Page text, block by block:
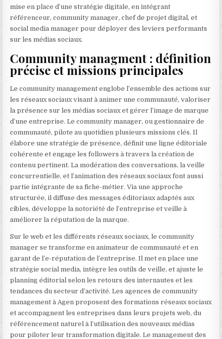
mise en place d’une stratégie digitale, en intégrant
référenceur, community manager, chef de projet digital, et
social media manager pour déployer des leviers performants
sur les médias sociaux.
Community managment : définition
précise et missions principales
Le community management englobe l’ensemble des actions sur
les réseaux sociaux visant à animer une communauté, valoriser
la présence sur les médias sociaux et gérer l’image de marque
d’une entreprise. Le community manager, ou gestionnaire de
communauté, pilote au quotidien plusieurs missions clés. Il
élabore une stratégie de présence, définit une ligne éditoriale
cohérente et engage les followers à travers la création de
contenu pertinent. La modération des conversations, la veille
concurrentielle, et l’animation des réseaux sociaux font aussi
partie intégrante de sa fiche-métier. Via une approche
structurée, il diffuse des messages éditoriaux adaptés aux
cibles, développe la notoriété de l’entreprise et veille à
améliorer la réputation de la marque.
Sur le web et les différents réseaux sociaux, le community
manager se transforme en animateur de communauté et en
garant de l’e-réputation de l’entreprise. Il met en place une
stratégie social media, intègre les outils de veille, et ajuste le
planning éditorial selon les retours des internautes et les
tendances du secteur d’activité. Les agences de community
management à Agen proposent des formations réseaux sociaux
et accompagnent les entreprises dans leurs projets web, du
référencement naturel à l’utilisation des nouveaux médias
pour piloter leur transformation digitale. Le management des